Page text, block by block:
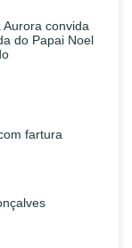
convida
do Papai Noel
fartura